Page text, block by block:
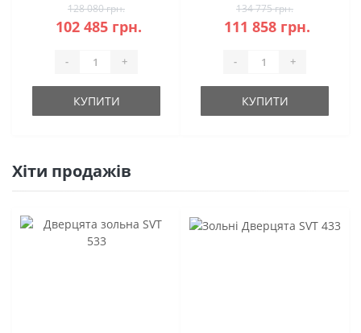
128 080 грн.
102 485 грн.
- +
КУПИТИ
134 775 грн.
111 858 грн.
- +
КУПИТИ
Хіти продажів